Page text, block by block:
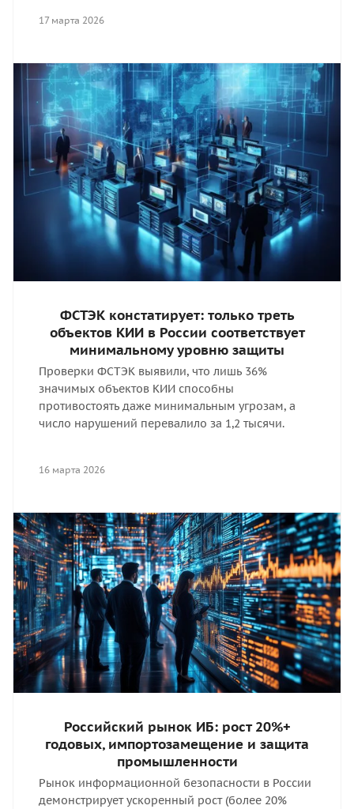
17 марта 2026
ФСТЭК констатирует: только треть
объектов КИИ в России соответствует
минимальному уровню защиты
Проверки ФСТЭК выявили, что лишь 36%
значимых объектов КИИ способны
противостоять даже минимальным угрозам, а
число нарушений перевалило за 1,2 тысячи.
16 марта 2026
Российский рынок ИБ: рост 20%+
годовых, импортозамещение и защита
промышленности
Рынок информационной безопасности в России
демонстрирует ускоренный рост (более 20%